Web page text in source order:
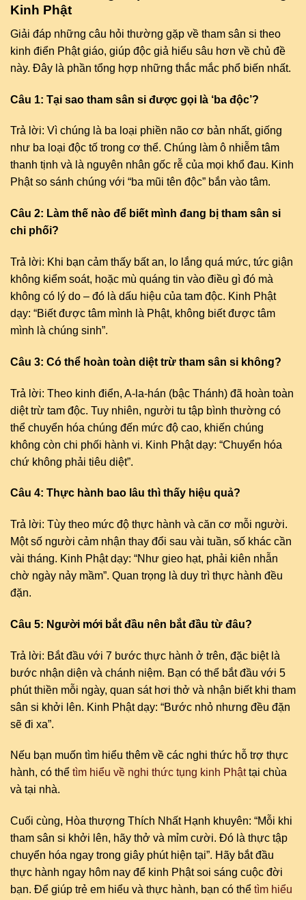
Kinh Phật
Giải đáp những câu hỏi thường gặp về tham sân si theo
kinh điển Phật giáo, giúp độc giả hiểu sâu hơn về chủ đề
này. Đây là phần tổng hợp những thắc mắc phổ biến nhất.
Câu 1: Tại sao tham sân si được gọi là ‘ba độc’?
Trả lời: Vì chúng là ba loại phiền não cơ bản nhất, giống
như ba loại độc tố trong cơ thể. Chúng làm ô nhiễm tâm
thanh tịnh và là nguyên nhân gốc rễ của mọi khổ đau. Kinh
Phật so sánh chúng với “ba mũi tên độc” bắn vào tâm.
Câu 2: Làm thế nào để biết mình đang bị tham sân si
chi phối?
Trả lời: Khi bạn cảm thấy bất an, lo lắng quá mức, tức giận
không kiểm soát, hoặc mù quáng tin vào điều gì đó mà
không có lý do – đó là dấu hiệu của tam độc. Kinh Phật
dạy: “Biết được tâm mình là Phật, không biết được tâm
mình là chúng sinh”.
Câu 3: Có thể hoàn toàn diệt trừ tham sân si không?
Trả lời: Theo kinh điển, A-la-hán (bậc Thánh) đã hoàn toàn
diệt trừ tam độc. Tuy nhiên, người tu tập bình thường có
thể chuyển hóa chúng đến mức độ cao, khiến chúng
không còn chi phối hành vi. Kinh Phật dạy: “Chuyển hóa
chứ không phải tiêu diệt”.
Câu 4: Thực hành bao lâu thì thấy hiệu quả?
Trả lời: Tùy theo mức độ thực hành và căn cơ mỗi người.
Một số người cảm nhận thay đổi sau vài tuần, số khác cần
vài tháng. Kinh Phật dạy: “Như gieo hạt, phải kiên nhẫn
chờ ngày nảy mầm”. Quan trọng là duy trì thực hành đều
đặn.
Câu 5: Người mới bắt đầu nên bắt đầu từ đâu?
Trả lời: Bắt đầu với 7 bước thực hành ở trên, đặc biệt là
bước nhận diện và chánh niệm. Bạn có thể bắt đầu với 5
phút thiền mỗi ngày, quan sát hơi thở và nhận biết khi tham
sân si khởi lên. Kinh Phật dạy: “Bước nhỏ nhưng đều đặn
sẽ đi xa”.
Nếu bạn muốn tìm hiểu thêm về các nghi thức hỗ trợ thực
hành, có thể tìm hiểu về nghi thức tụng kinh Phậttại chùa
và tại nhà.
Cuối cùng, Hòa thượng Thích Nhất Hạnh khuyên: “Mỗi khi
tham sân si khởi lên, hãy thở và mỉm cười. Đó là thực tập
chuyển hóa ngay trong giây phút hiện tại”. Hãy bắt đầu
thực hành ngay hôm nay để kinh Phật soi sáng cuộc đời
bạn. Để giúp trẻ em hiểu và thực hành, bạn có thể tìm hiểu